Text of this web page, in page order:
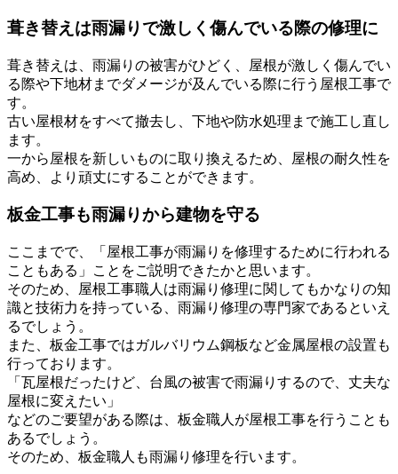
葺き替えは雨漏りで激しく傷んでいる際の修理に
葺き替えは、雨漏りの被害がひどく、屋根が激しく傷んでい
る際や下地材までダメージが及んでいる際に行う屋根工事で
す。
古い屋根材をすべて撤去し、下地や防水処理まで施工し直し
ます。
一から屋根を新しいものに取り換えるため、屋根の耐久性を
高め、より頑丈にすることができます。
板金工事も雨漏りから建物を守る
ここまでで、「屋根工事が雨漏りを修理するために行われる
こともある」ことをご説明できたかと思います。
そのため、屋根工事職人は雨漏り修理に関してもかなりの知
識と技術力を持っている、雨漏り修理の専門家であるといえ
るでしょう。
また、板金工事ではガルバリウム鋼板など金属屋根の設置も
行っております。
「瓦屋根だったけど、台風の被害で雨漏りするので、丈夫な
屋根に変えたい」
などのご要望がある際は、板金職人が屋根工事を行うことも
あるでしょう。
そのため、板金職人も雨漏り修理を行います。